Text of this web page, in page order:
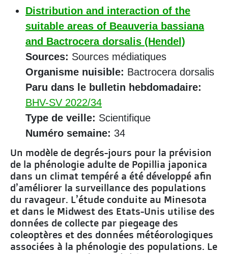
Distribution and interaction of the
suitable areas of Beauveria bassiana
and Bactrocera dorsalis (Hendel)
Sources: Sources médiatiques
Organisme nuisible: Bactrocera dorsalis
Paru dans le bulletin hebdomadaire:
BHV-SV 2022/34
Type de veille: Scientifique
Numéro semaine: 34
Un modèle de degrés-jours pour la prévision
de la phénologie adulte de Popillia japonica
dans un climat tempéré a été développé afin
d’améliorer la surveillance des populations
du ravageur. L’étude conduite au Minesota
et dans le Midwest des Etats-Unis utilise des
données de collecte par piegeage des
coleoptères et des données météorologiques
associées à la phénologie des populations. Le